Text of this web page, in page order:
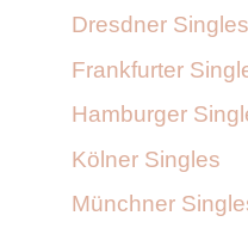
Dresdner Singles
Frankfurter
Hamburger
Kölner Singles
Münchner